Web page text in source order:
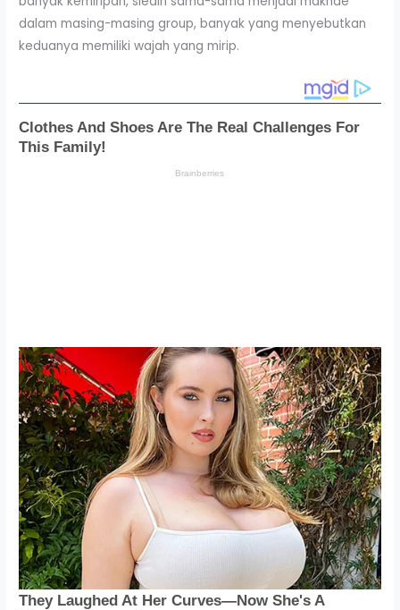
dalam masing-masing group, banyak yang menyebutkan
keduanya memiliki wajah yang mirip.